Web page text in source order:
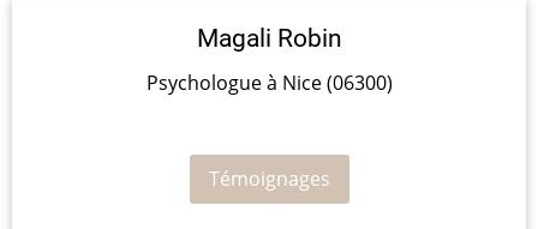
Magali Robin
Psychologue à Nice (06300)
Témoignages